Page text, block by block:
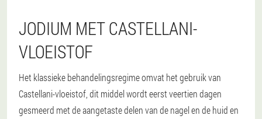
JODIUM MET CASTELLANI-
VLOEISTOF
Het klassieke behandelingsregime omvat het gebruik van
Castellani-vloeistof, dit middel wordt eerst veertien dagen
gesmeerd met de aangetaste delen van de nagel en de huid en